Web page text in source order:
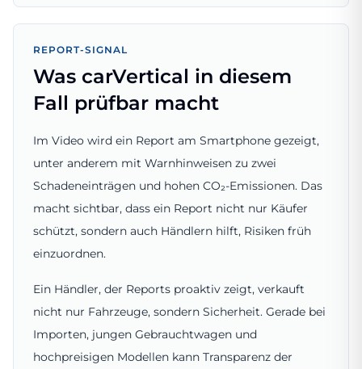
REPORT-SIGNAL
Was carVertical in diesem
Fall prüfbar macht
Im Video wird ein Report am Smartphone gezeigt,
unter anderem mit Warnhinweisen zu zwei
Schadeneinträgen und hohen CO₂-Emissionen. Das
macht sichtbar, dass ein Report nicht nur Käufer
schützt, sondern auch Händlern hilft, Risiken früh
einzuordnen.
Ein Händler, der Reports proaktiv zeigt, verkauft
nicht nur Fahrzeuge, sondern Sicherheit. Gerade bei
Importen, jungen Gebrauchtwagen und
hochpreisigen Modellen kann Transparenz der